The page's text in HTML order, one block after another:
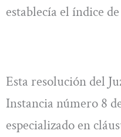
establecía el índice
Esta resolución del
Instancia número 8
especializado en